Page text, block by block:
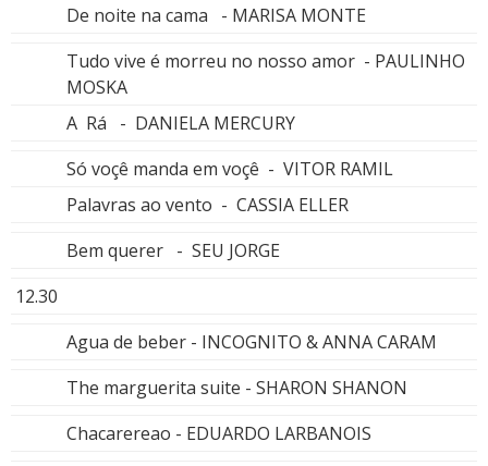
De noite na cama - MARISA MONTE
Tudo vive é morreu no nosso amor - PAULINHO
MOSKA
A Rá - DANIELA MERCURY
Só voçê manda em voçê - VITOR RAMIL
Palavras ao vento - CASSIA ELLER
Bem querer - SEU JORGE
12.30
Agua de beber - INCOGNITO & ANNA CARAM
The marguerita suite - SHARON SHANON
Chacarereao - EDUARDO LARBANOIS